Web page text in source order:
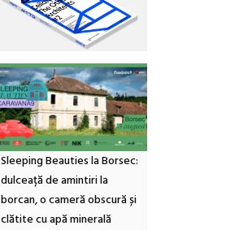
Sleeping Beauties la Borsec:
dulceață de amintiri la
borcan, o cameră obscură și
clătite cu apă minerală